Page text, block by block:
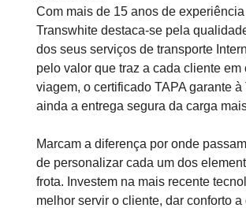
Com mais de 15 anos de experiência
Transwhite destaca-se pela
dos seus serviços de transporte
pelo valor que traz a cada cliente em
viagem, o certificado TAPA garante à
ainda a entrega segura da carga
Marcam a diferença por onde
de personalizar cada um dos
frota. Investem na mais recente
melhor servir o cliente, dar conforto a